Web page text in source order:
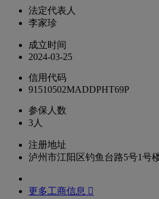
法定代表人
李家珍
成立时间
2024-03-25
信用代码
91510502MADDPHT69P
参保人数
3人
注册地址
泸州市江阳区钓鱼台路5号1号
更多工商信息 